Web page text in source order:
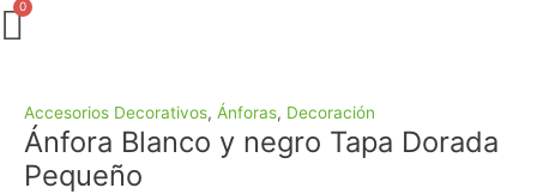
Accesorios Decorativos, Ánforas, Decoración
Ánfora Blanco y negro Tapa Dorada
Pequeño